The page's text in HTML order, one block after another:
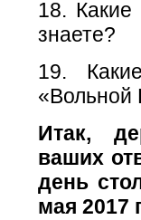
18. Какие
знаете?
19.
«Вольной
Итак,
ваших
день
мая 2017